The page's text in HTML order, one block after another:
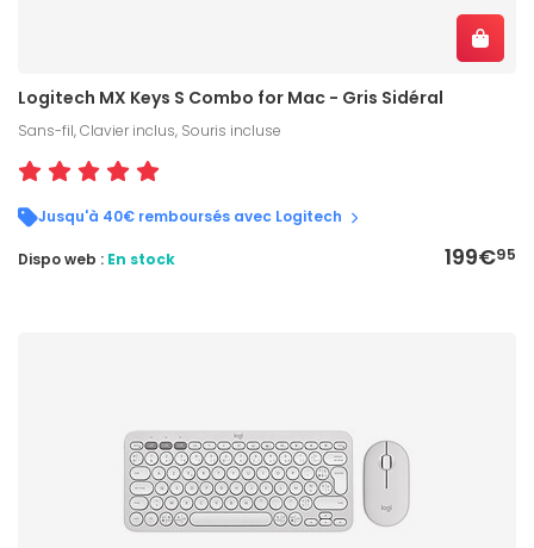
Logitech MX Keys S Combo for Mac - Gris Sidéral
Sans-fil, Clavier inclus, Souris incluse
Jusqu'à 40€ remboursés avec Logitech
199€95
Dispo web : En stock